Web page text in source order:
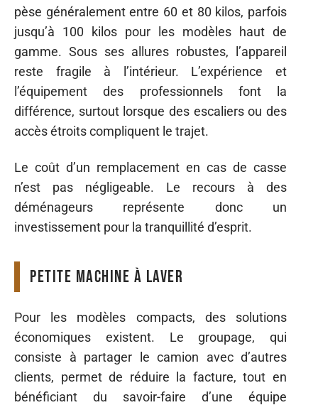
pèse généralement entre 60 et 80 kilos, parfois
jusqu’à 100 kilos pour les modèles haut de
gamme. Sous ses allures robustes, l’appareil
reste fragile à l’intérieur. L’expérience et
l’équipement des professionnels font la
différence, surtout lorsque des escaliers ou des
accès étroits compliquent le trajet.
Le coût d’un remplacement en cas de casse
n’est pas négligeable. Le recours à des
déménageurs représente donc un
investissement pour la tranquillité d’esprit.
Petite machine à laver
Pour les modèles compacts, des solutions
économiques existent. Le groupage, qui
consiste à partager le camion avec d’autres
clients, permet de réduire la facture, tout en
bénéficiant du savoir-faire d’une équipe